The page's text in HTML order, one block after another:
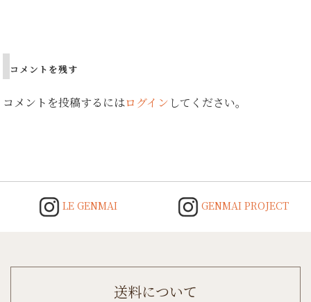
コメントを残す
コメントを投稿するにはログイン してください。
LE GENMAI GENMAI PROJECT
送料について